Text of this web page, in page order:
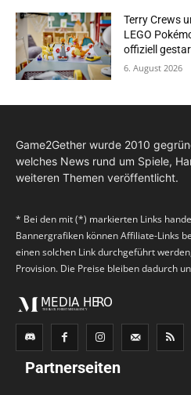
Terry Crews
LEGO
offiziell
6. August 2026
Game2Gether wurde 2010
welches News rund um Spiele,
weiteren Themen veröffentlicht.
* Bei den mit (*) markierten Links
Bannergrafiken können Affiliate-Links
einen solchen Link durchgeführt
Provision. Die Preise bleiben dadurch
Partnerseiten